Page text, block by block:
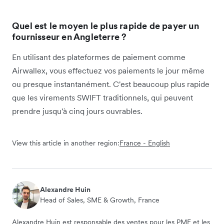
Quel est le moyen le plus rapide de payer un
fournisseur en Angleterre ?
En utilisant des plateformes de paiement comme
Airwallex, vous effectuez vos paiements le jour même
ou presque instantanément. C'est beaucoup plus rapide
que les virements SWIFT traditionnels, qui peuvent
prendre jusqu'à cinq jours ouvrables.
View this article in another region:France - English
Alexandre Huin
Head of Sales, SME & Growth, France
Alexandre Huin est responsable des ventes pour les PME et les